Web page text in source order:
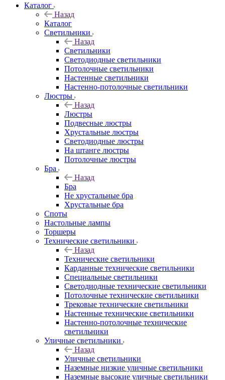
Каталог
Назад
Каталог
Светильники
Назад
Светильники
Светодиодные светильники
Потолочные светильники
Настенные светильники
Настенно-потолочные светильники
Люстры
Назад
Люстры
Подвесные люстры
Хрустальные люстры
Светодиодные люстры
На штанге люстры
Потолочные люстры
Бра
Назад
Бра
Не хрустальные бра
Хрустальные бра
Споты
Настольные лампы
Торшеры
Технические светильники
Назад
Технические светильники
Карданные технические светильники
Специальные светильники
Светодиодные технические светильники
Потолочные технические светильники
Трековые технические светильники
Настенные технические светильники
Настенно-потолочные технические
светильники
Уличные светильники
Назад
Уличные светильники
Наземные низкие уличные светильники
Наземные высокие уличные светильники